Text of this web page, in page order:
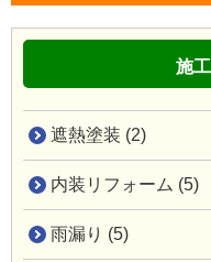
施
遮熱塗装 (2)
内装リフォーム (5)
雨漏り (5)